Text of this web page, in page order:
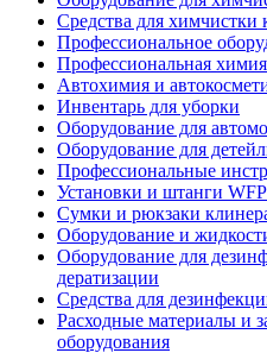
Средства для химчистки
Профессиональное
Профессиональная
Автохимия и
Инвентарь для уборки
Оборудование для
Оборудование для
Профессиональные
Установки и штанги
Сумки и рюкзаки
Оборудование и
Оборудование для
дератизации
Средства для
Расходные материалы и
оборудования